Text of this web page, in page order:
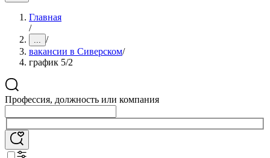
Главная
/
... /
вакансии в Сиверском/
график 5/2
Профессия, должность или компания